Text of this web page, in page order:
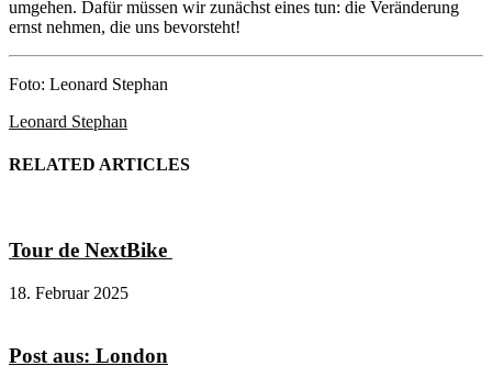
umgehen. Dafür müssen wir zunächst eines tun: die Veränderung
ernst nehmen, die uns bevorsteht!
Foto: Leonard Stephan
Leonard Stephan
RELATED ARTICLES
Tour de NextBike
18. Februar 2025
Post aus: London